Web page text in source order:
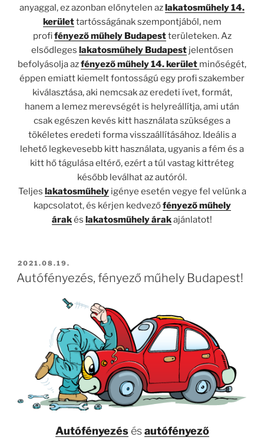
anyaggal, ez azonban előnytelen azlakatosműhely 14.
kerülettartósságának szempontjából, nem
profifényező műhely Budapestterületeken. Az
elsődleges lakatosműhely Budapestjelentősen
befolyásolja azfényező műhely 14. kerület minőségét,
éppen emiatt kiemelt fontosságú egy profi szakember
kiválasztása, aki nemcsak az eredeti ívet, formát,
hanem a lemez merevségét is helyreállítja, ami után
csak egészen kevés kitt használata szükséges a
tökéletes eredeti forma visszaállításához. Ideális a
lehető legkevesebb kitt használata, ugyanis a fém és a
kitt hő tágulása eltérő, ezért a túl vastag kittréteg
később leválhat az autóról.
Teljes lakatosműhelyigénye esetén vegye fel velünk a
kapcsolatot, és kérjen kedvezőfényező műhely
árakés lakatosműhely árakajánlatot!
BEKÜLDVE:
2021.08.19.
Autófényezés, fényező műhely Budapest!
Autófényezésésautófényező